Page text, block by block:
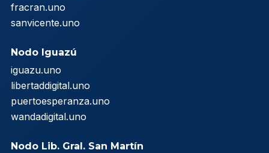
fracran.uno
sanvicente.uno
Nodo Iguazú
iguazu.uno
libertaddigital.uno
puertoesperanza.uno
wandadigital.uno
Nodo Lib. Gral. San Martín